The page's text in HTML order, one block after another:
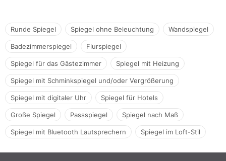
Runde Spiegel Spiegel ohne Beleuchtung Wandspiegel
Badezimmerspiegel Flurspiegel
Spiegel für das Gästezimmer Spiegel mit Heizung
Spiegel mit Schminkspiegel und/oder Vergrößerung
Spiegel mit digitaler Uhr Spiegel für Hotels
Große Spiegel Passspiegel Spiegel nach Maß
Spiegel mit Bluetooth Lautsprechern Spiegel im Loft-Stil